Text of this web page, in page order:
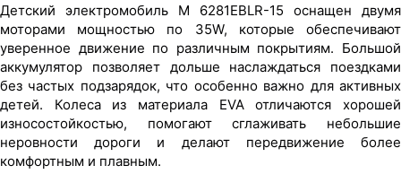
Детский электромобиль M 6281EBLR-15 оснащен двумя
моторами мощностью по 35W, которые обеспечивают
уверенное движение по различным покрытиям. Большой
аккумулятор позволяет дольше наслаждаться поездками
без частых подзарядок, что особенно важно для активных
детей. Колеса из материала EVA отличаются хорошей
износостойкостью, помогают сглаживать небольшие
неровности дороги и делают передвижение более
комфортным и плавным.